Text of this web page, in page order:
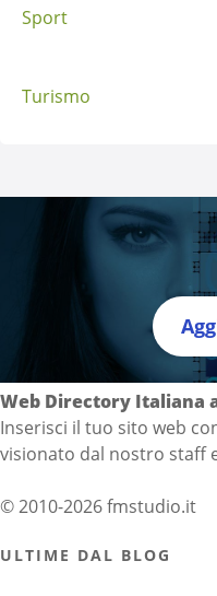
Sport
Turismo
Directory
Web Directory Italiana
Inserisci il tuo sito web
visionato dal nostro staff
© 2010-2026 fmstudio.it
ULTIME DAL BLOG